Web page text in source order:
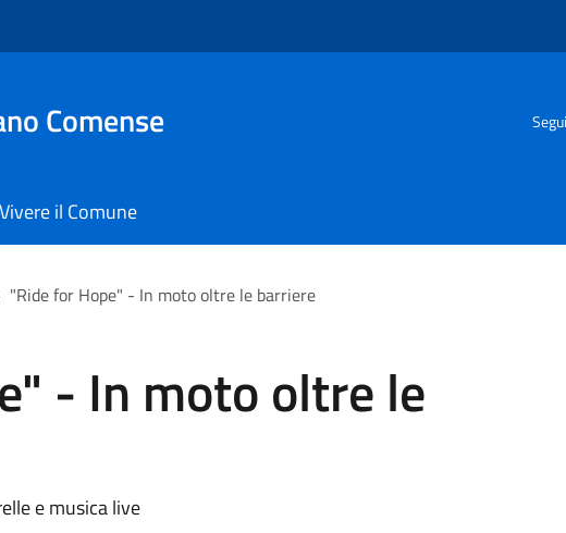
Comense
Vivere il Comune
"Ride for Hope" - In moto oltre le barriere
- In moto oltre le
e musica live